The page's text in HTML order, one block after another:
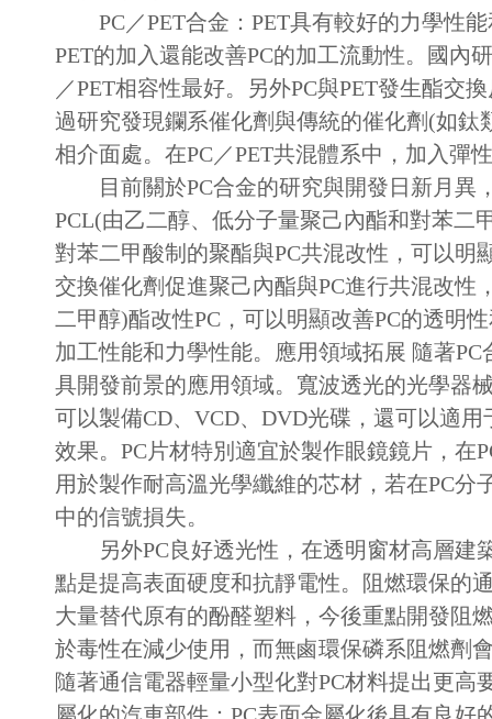
PC／PET合金：PET具有較好的力學性能
PET的加入還能改善PC的加工流動性。國內
／PET相容性最好。另外PC與PET發生酯交
過研究發現鑭系催化劑與傳統的催化劑(如
相介面處。在PC／PET共混體系中，加入彈
目前關於PC合金的研究與開發日新月異，
PCL(由乙二醇、低分子量聚己內酯和對苯二
對苯二甲酸制的聚酯與PC共混改性，可以
交換催化劑促進聚己內酯與PC進行共混改
二甲醇)酯改性PC，可以明顯改善PC的透明
加工性能和力學性能。應用領域拓展 隨著
具開發前景的應用領域。寬波透光的光學器
可以製備CD、VCD、DVD光碟，還可以適
效果。PC片材特別適宜於製作眼鏡鏡片，在
用於製作耐高溫光學纖維的芯材，若在PC
中的信號損失。
另外PC良好透光性，在透明窗材高層建
點是提高表面硬度和抗靜電性。阻燃環保的
大量替代原有的酚醛塑料，今後重點開發阻
於毒性在減少使用，而無鹵環保磷系阻燃劑
隨著通信電器輕量小型化對PC材料提出更